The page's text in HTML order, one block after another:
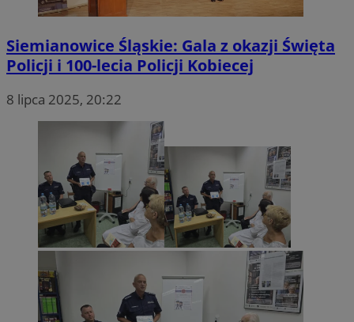
Siemianowice Śląskie: Gala z okazji Święta
Policji i 100-lecia Policji Kobiecej
8 lipca 2025, 20:22